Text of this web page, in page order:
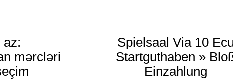
az:
mərcləri
Spielsaal Via 10 Ecu
Startguthaben »
Einzahlung